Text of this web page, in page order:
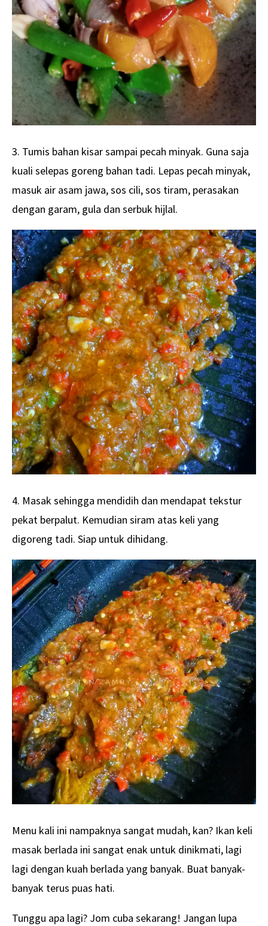
3. Tumis bahan kisar sampai pecah minyak. Guna saja
kuali selepas goreng bahan tadi. Lepas pecah minyak,
masuk air asam jawa, sos cili, sos tiram, perasakan
dengan garam, gula dan serbuk hijlal.
4. Masak sehingga mendidih dan mendapat tekstur
pekat berpalut. Kemudian siram atas keli yang
digoreng tadi. Siap untuk dihidang.
Menu kali ini nampaknya sangat mudah, kan? Ikan keli
masak berlada ini sangat enak untuk dinikmati, lagi
lagi dengan kuah berlada yang banyak. Buat banyak-
banyak terus puas hati.
Tunggu apa lagi? Jom cuba sekarang! Jangan lupa